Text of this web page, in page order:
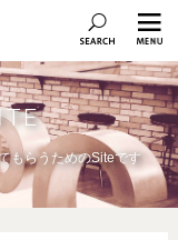
もらうためのSiteです